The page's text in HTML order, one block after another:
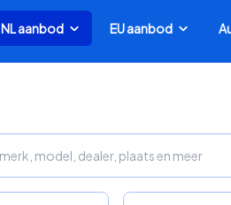
NL aanbod EU aanbod